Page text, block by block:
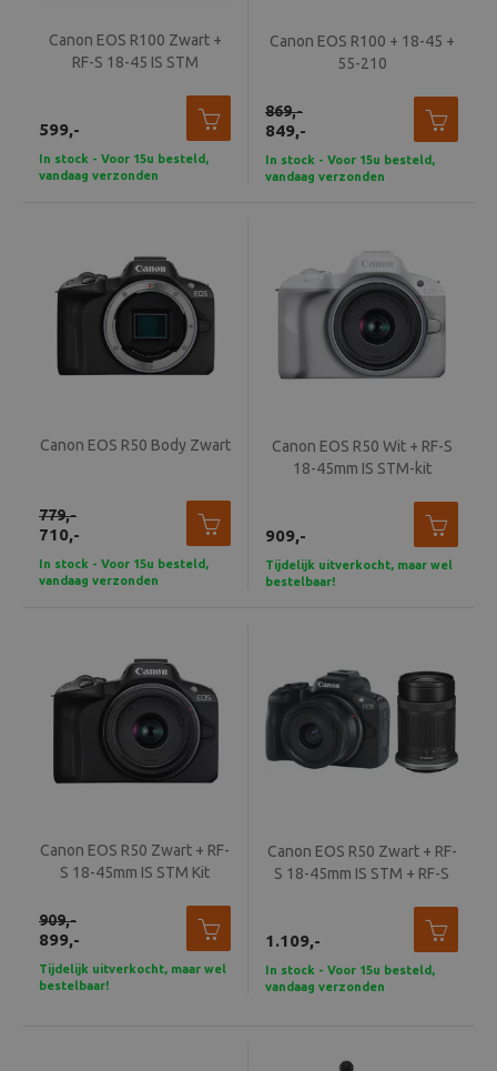
Canon EOS R100 Zwart +
RF-S 18-45 IS STM
599,-
In stock - Voor 15u besteld,
vandaag verzonden
Canon EOS R100 + 18-45 +
55-210
849,-
869,-
In stock - Voor 15u besteld,
vandaag verzonden
Canon EOS R50 Body Zwart
710,-
779,-
In stock - Voor 15u besteld,
vandaag verzonden
Canon EOS R50 Wit + RF-S
18-45mm IS STM-kit
909,-
Tijdelijk uitverkocht, maar wel
bestelbaar!
Canon EOS R50 Zwart + RF-
S 18-45mm IS STM Kit
899,-
909,-
Tijdelijk uitverkocht, maar wel
bestelbaar!
Canon EOS R50 Zwart + RF-
S 18-45mm IS STM + RF-S
1.109,-
In stock - Voor 15u besteld,
vandaag verzonden